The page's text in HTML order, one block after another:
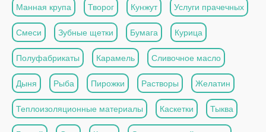
Манная крупа Творог Кунжут Услуги прачечных
Смеси Зубные щетки Бумага Курица
Полуфабрикаты Карамель Сливочное масло
Дыня Рыба Пирожки Растворы Желатин
Теплоизоляционные материалы Каскетки Тыква